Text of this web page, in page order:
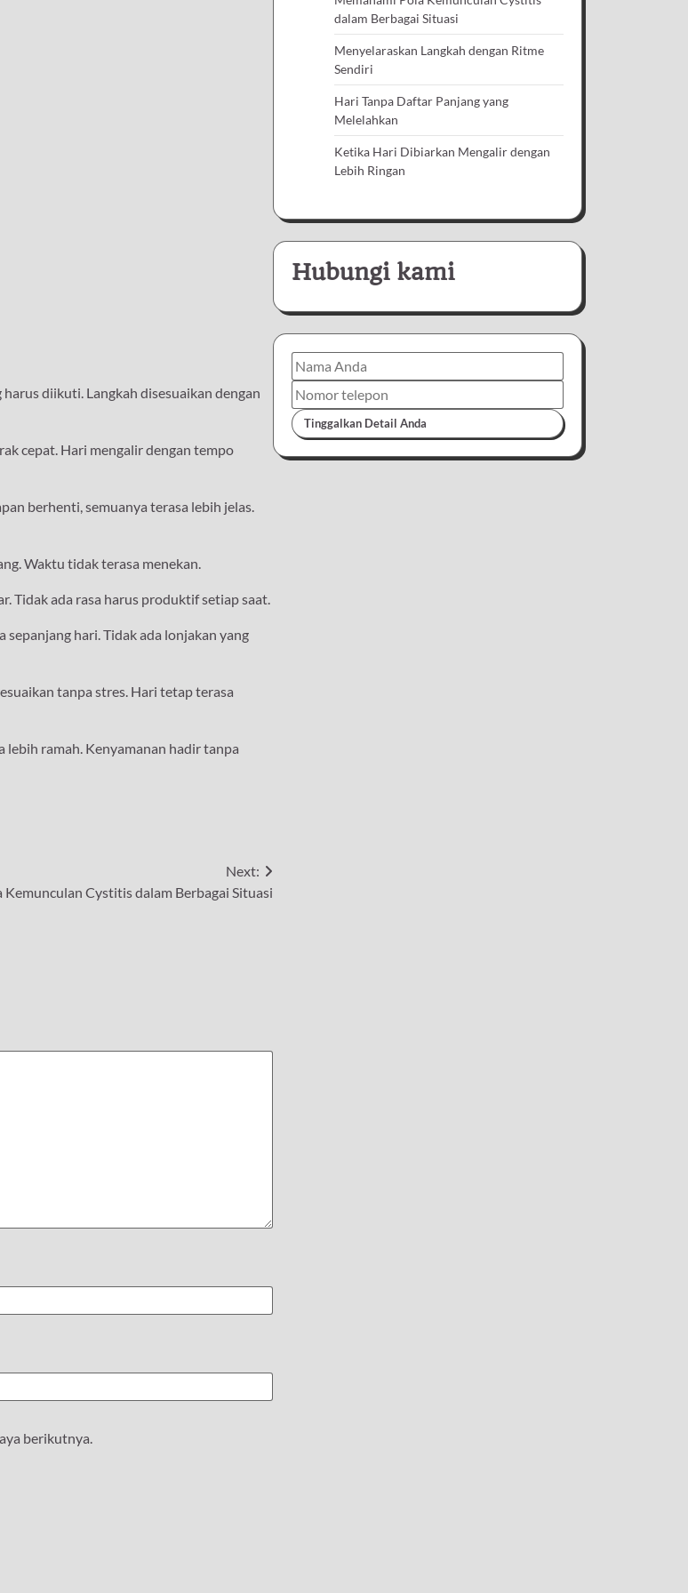
diikuti. Langkah disesuaikan dengan
cepat. Hari mengalir dengan tempo
berhenti, semuanya terasa lebih jelas.
Waktu tidak terasa menekan.
Tidak ada rasa harus produktif setiap saat.
hari. Tidak ada lonjakan yang
tanpa stres. Hari tetap terasa
lebih ramah. Kenyamanan hadir tanpa
Next:
Kemunculan Cystitis dalam Berbagai Situasi
berikutnya.
dalam Berbagai Situasi
Menyelaraskan Langkah dengan Ritme
Sendiri
Hari Tanpa Daftar Panjang yang
Melelahkan
Ketika Hari Dibiarkan Mengalir dengan
Lebih Ringan
Hubungi kami